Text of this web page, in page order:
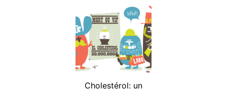
Cholestérol: un